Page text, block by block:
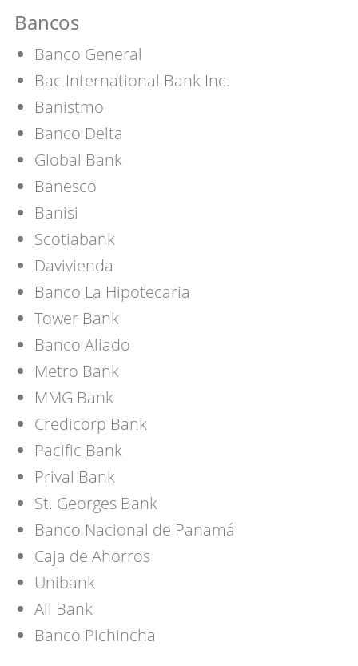
Bancos
Banco General
Bac International Bank Inc.
Banistmo
Banco Delta
Global Bank
Banesco
Banisi
Scotiabank
Davivienda
Banco La Hipotecaria
Tower Bank
Banco Aliado
Metro Bank
MMG Bank
Credicorp Bank
Pacific Bank
Prival Bank
St. Georges Bank
Banco Nacional de Panamá
Caja de Ahorros
Unibank
All Bank
Banco Pichincha